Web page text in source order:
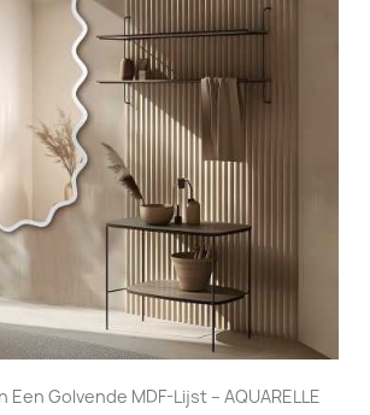
Een Golvende MDF-Lijst – AQUARELLE